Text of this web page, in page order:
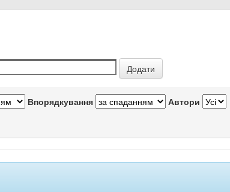
Впорядкування Автори